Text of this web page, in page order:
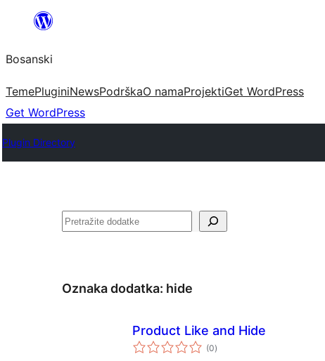
sadržaj
Bosanski
TemePluginiNewsPodrškaO namaProjektiGet WordPress
Get WordPress
Plugin Directory
Pretraga
Oznaka dodatka: hide
Product Like and Hide
(0ukupno
ocjena
)